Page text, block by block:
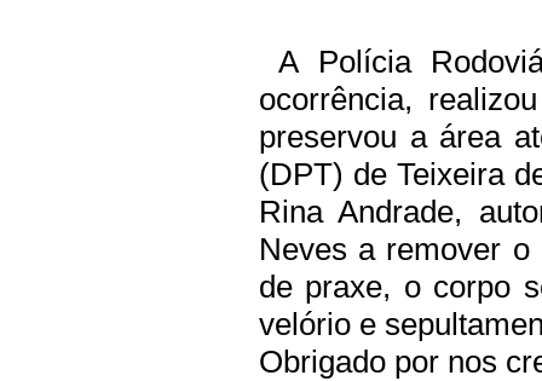
A Polícia
ocorrência,
preservou a área
(DPT) de Teixeira
Rina Andrade,
Neves a remover
de praxe, o corpo
velório e
Obrigado por nos